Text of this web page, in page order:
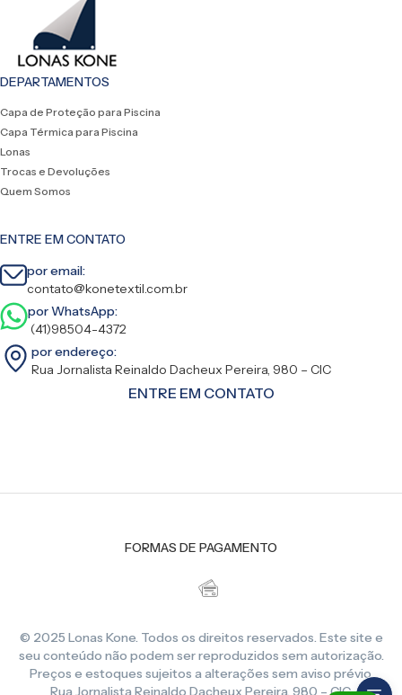
DEPARTAMENTOS
Capa de Proteção para Piscina
Capa Térmica para Piscina
Lonas
Trocas e Devoluções
Quem Somos
ENTRE EM CONTATO
por email:
contato@konetextil.com.br
por WhatsApp:
(41)98504-4372
por endereço:
Rua Jornalista Reinaldo Dacheux Pereira, 980 – CIC
ENTRE EM CONTATO
FORMAS DE PAGAMENTO
© 2025 Lonas Kone. Todos os direitos reservados. Este site e
seu conteúdo não podem ser reproduzidos sem autorização.
Preços e estoques sujeitos a alterações sem aviso prévio.
Rua Jornalista Reinaldo Dacheux Pereira, 980 – CIC,